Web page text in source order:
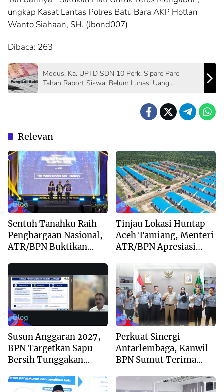
ungkap Kasat Lantas Polres Batu Bara AKP Hotlan
Wanto Siahaan, SH. (Jbond007)
Dibaca: 263
Modus, Ka. UPTD SDN 10 Perk. Sipare Pare
Tahan Raport Siswa, Belum Lunasi Uang
Relevan
Blog
Sentuh Tanahku Raih
Penghargaan Nasional,
ATR/BPN Buktikan
Blog
Tinjau Lokasi Huntap
Aceh Tamiang, Menteri
ATR/BPN Apresiasi
Buddha Tzu Chi dan
Aguan
Blog
Susun Anggaran 2027,
BPN Targetkan Sapu
Bersih Tunggakan
Kepastian Waktu
Blog
Perkuat Sinergi
Antarlembaga, Kanwil
BPN Sumut Terima
Peninggalan